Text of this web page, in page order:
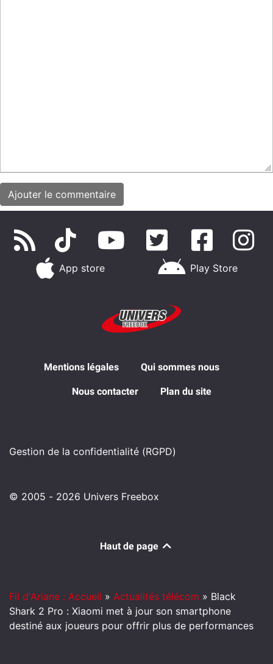
App store Play Store
Mentions légales Qui sommes nous
Nous contacter Plan du site
Gestion de la confidentialité (RGPD)
© 2005 - 2026 Univers Freebox
Haut de page
Fil d'Ariane : Accueil » Actualités télécom » Black
Shark 2 Pro : Xiaomi met à jour son smartphone
destiné aux joueurs pour offrir plus de performances